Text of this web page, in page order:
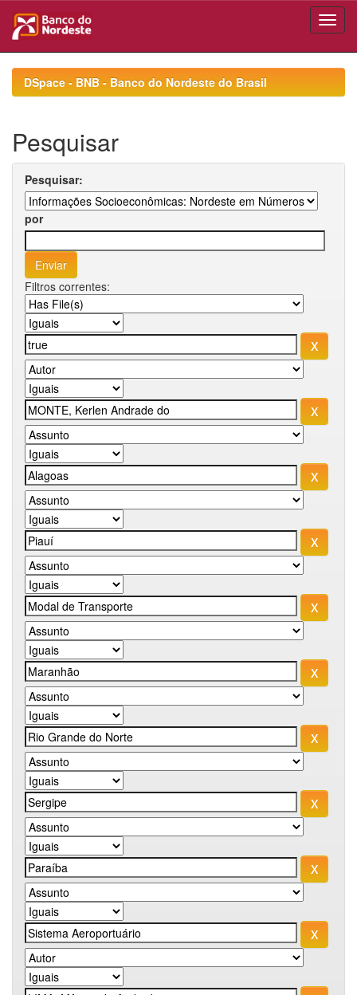
navigationDSpace - BNB - Banco do Nordeste do Brasil
Pesquisar
Pesquisar:
por
Filtros correntes: